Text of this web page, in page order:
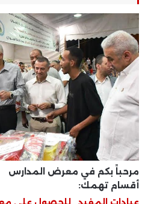
مرحباً بكم في معرض المدارس
أقسام تهمك: